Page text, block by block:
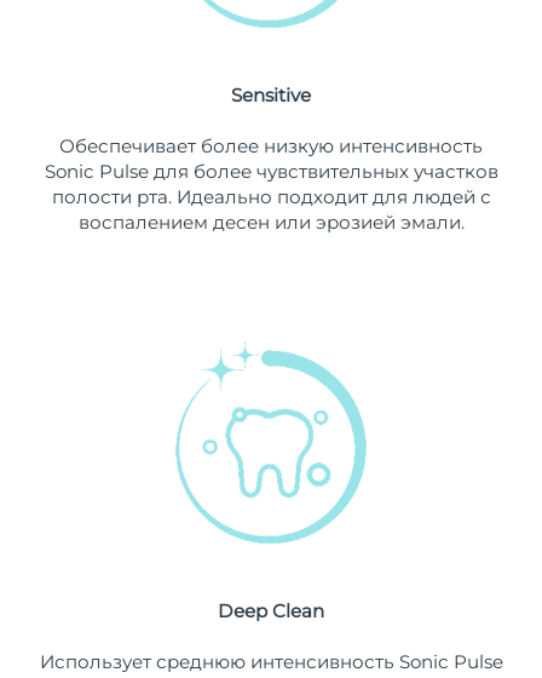
Sensitive
Обеспечивает более низкую интенсивность
Sonic Pulse для более чувствительных участков
полости рта. Идеально подходит для людей с
воспалением десен или эрозией эмали.
Deep Clean
Использует среднюю интенсивность Sonic Pulse
Новая Зеландия
8/9/26
Норвегия
Ожидаемая дата доставки
8/9/26
Ожидаемая дата доставки
Ожидаемая дата доставки
Ожидаемая дата доставки
Катар
8/10/26